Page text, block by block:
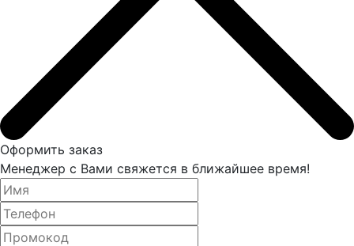
Оформить заказ
Менеджер с Вами свяжется в ближайшее время!